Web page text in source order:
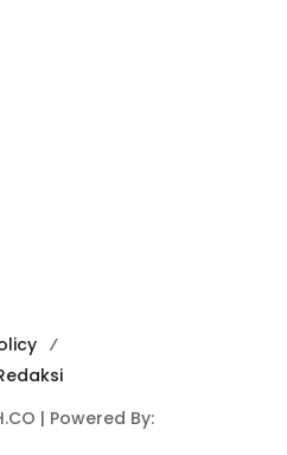
| Powered By: